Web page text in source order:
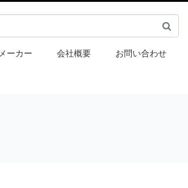
メーカー 会社概要 お問い合わせ